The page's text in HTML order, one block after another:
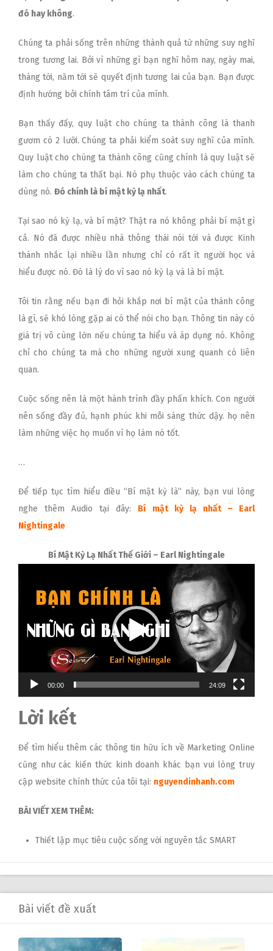
đó hay không.
Chúng ta phải sống trên những thành quả từ những suy nghĩ
trong tương lai. Bởi vì những gì bạn nghĩ hôm nay, ngày mai,
tháng tới, năm tới sẽ quyết định tương lai của bạn. Bạn được
định hướng bởi chính tâm trí của mình.
Bạn thấy đấy, quy luật cho chúng ta thành công là thanh
gươm có 2 lưỡi. Chúng ta phải kiểm soát suy nghĩ của mình.
Quy luật cho chúng ta thành công cũng chính là quy luật sẽ
làm cho chúng ta thất bại. Nó phụ thuộc vào cách chúng ta
dùng nó. Đó chính là bí mật kỳ lạ nhất.
Tại sao nó kỳ lạ, và bí mật? Thật ra nó không phải bí mật gì
cả. Nó đã được nhiều nhà thông thái nói tới và được Kinh
thánh nhắc lại nhiều lần nhưng chỉ có rất ít người học và
hiểu được nó. Đó là lý do vì sao nó kỳ lạ và là bí mật.
Tôi tin rằng nếu bạn đi hỏi khắp nơi bí mật của thành công
là gì, sẽ khó lòng gặp ai có thể nói cho bạn. Thông tin này có
giá trị vô cùng lớn nếu chúng ta hiểu và áp dụng nó. Không
chỉ cho chúng ta mà cho những người xung quanh có liên
quan.
Cuộc sống nên là một hành trình đầy phấn khích. Con người
nên sống đầy đủ, hạnh phúc khi mỗi sáng thức dậy. họ nên
làm những việc họ muốn vì họ làm nó tốt.
…
Để tiếp tục tìm hiểu điều “Bí mật kỳ là” này, bạn vui lòng
nghe thêm Audio tại đây: Bí mật kỳ lạ nhất – Earl
Nightingale
Bí Mật Kỳ Lạ Nhất Thế Giới – Earl Nightingale
chơi
Video
00:00 24:09
Lời kết
Để tìm hiểu thêm các thông tin hữu ích về Marketing Online
cũng như các kiến thức kinh doanh khác bạn vui lòng truy
cập website chính thức của tôi tại: nguyendinhanh.com
BÀI VIẾT XEM THÊM:
Thiết lập mục tiêu cuộc sống với nguyên tắc SMART
Bài viết đề xuất